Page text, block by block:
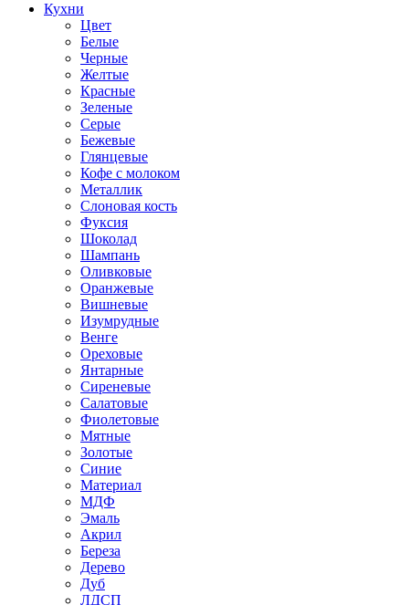
Кухни
Цвет
Белые
Черные
Желтые
Красные
Зеленые
Серые
Бежевые
Глянцевые
Кофе с молоком
Металлик
Слоновая кость
Фуксия
Шоколад
Шампань
Оливковые
Оранжевые
Вишневые
Изумрудные
Венге
Ореховые
Янтарные
Сиреневые
Салатовые
Фиолетовые
Мятные
Золотые
Синие
Материал
МДФ
Эмаль
Акрил
Береза
Дерево
Дуб
ЛДСП